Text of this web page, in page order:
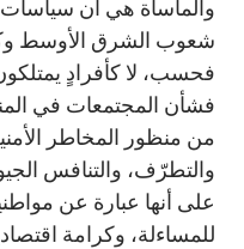
والمأساة هي أن سياسات
شعوب الشرق الأوسط
فحسب، لا كأفرادٍ
فشأن المجتمعات في
من منظور المخاطر
والتطرّف، والتنافس
على أنها عبارة عن
للمساءلة، وكرامة